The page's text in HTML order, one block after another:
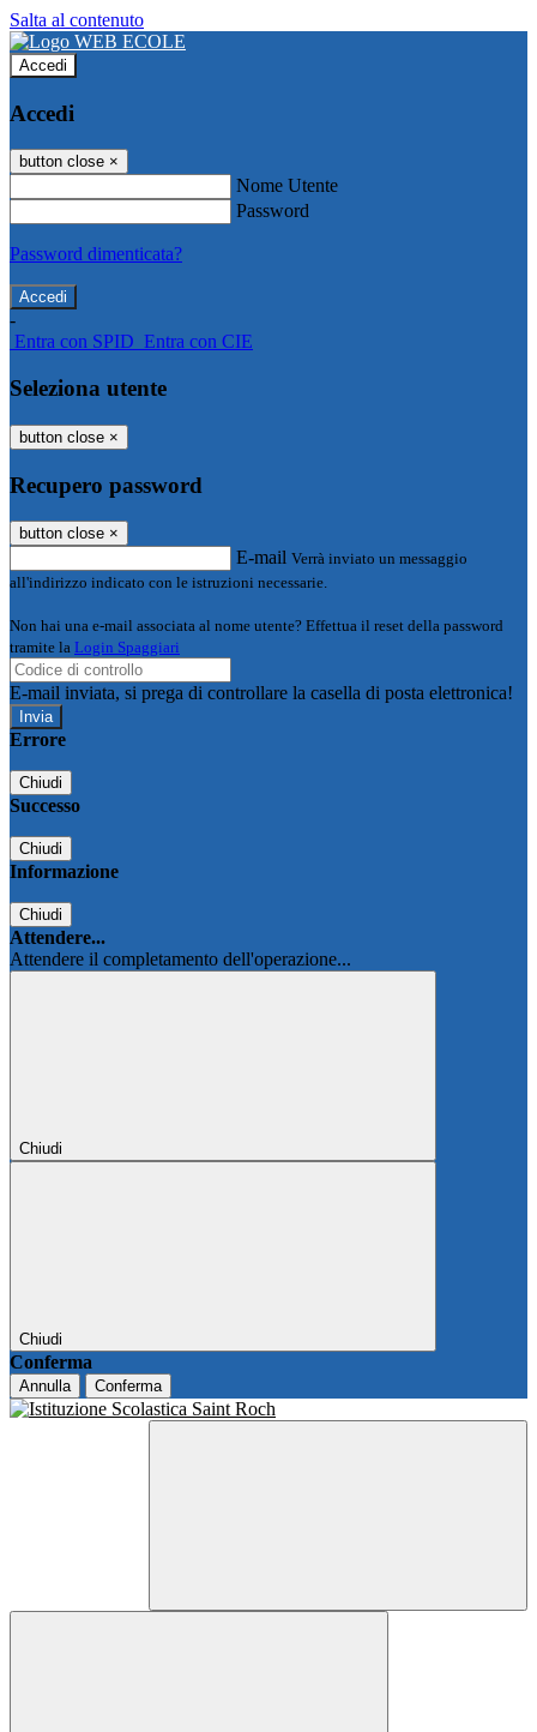
Salta al contenuto
Accedi
Accedi
button close ×
Nome Utente
Password
Password dimenticata?
-
Entra con SPID Entra con CIE
Seleziona utente
button close ×
Recupero password
button close ×
E-mail Verrà inviato un messaggio
all'indirizzo indicato con le istruzioni necessarie.
Non hai una e-mail associata al nome utente? Effettua il reset della password
tramite la Login Spaggiari
E-mail inviata, si prega di controllare la casella di posta elettronica!
Errore
Chiudi
Successo
Chiudi
Informazione
Chiudi
Attendere...
Attendere il completamento dell'operazione...
Chiudi
Chiudi
Conferma
Annulla Conferma